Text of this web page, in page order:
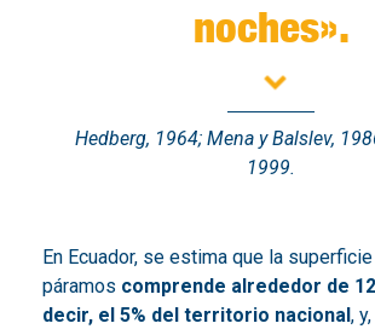
noches».
Hedberg, 1964; Mena y Balslev,
1999.
En Ecuador, se estima que la
páramos comprende alrededor de
decir, el 5% del territorio nacional ,